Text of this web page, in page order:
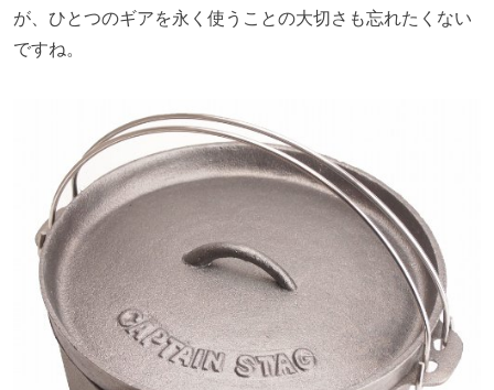
が、ひとつのギアを永く使うことの大切さも忘れたくない
ですね。